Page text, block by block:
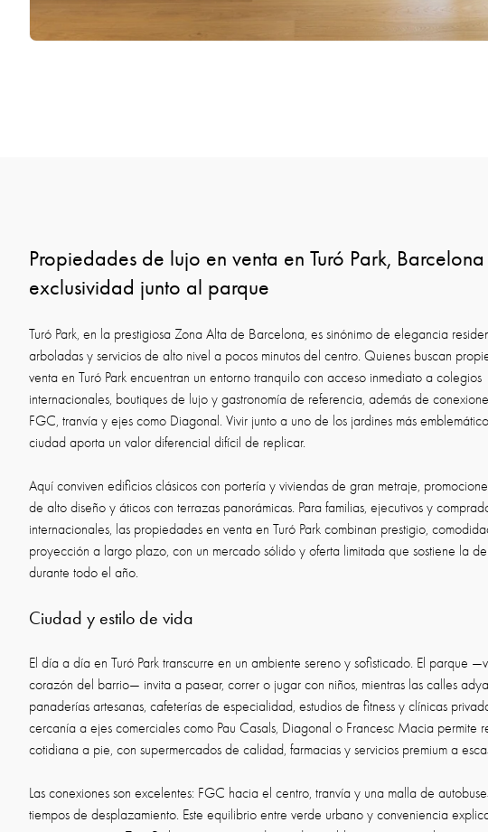
Propiedades de lujo en venta en Turó Park,
exclusividad junto al parque
Turó Park, en la prestigiosa Zona Alta de Barcelona, es sinónimo de elegancia
arboladas y servicios de alto nivel a pocos minutos del centro. Quienes buscan
venta en Turó Park encuentran un entorno tranquilo con acceso inmediato a colegios
internacionales, boutiques de lujo y gastronomía de referencia, además de
FGC, tranvía y ejes como Diagonal. Vivir junto a uno de los jardines más
ciudad aporta un valor diferencial difícil de replicar.
Aquí conviven edificios clásicos con portería y viviendas de gran metraje,
de alto diseño y áticos con terrazas panorámicas. Para familias, ejecutivos y
internacionales, las propiedades en venta en Turó Park combinan prestigio,
proyección a largo plazo, con un mercado sólido y oferta limitada que sostiene la
durante todo el año.
Ciudad y estilo de vida
El día a día en Turó Park transcurre en un ambiente sereno y sofisticado. El parque
corazón del barrio— invita a pasear, correr o jugar con niños, mientras las calles
panaderías artesanas, cafeterías de especialidad, estudios de fitness y clínicas
cercanía a ejes comerciales como Pau Casals, Diagonal o Francesc Macia permite
cotidiana a pie, con supermercados de calidad, farmacias y servicios premium a
Las conexiones son excelentes: FGC hacia el centro, tranvía y una malla de
tiempos de desplazamiento. Este equilibrio entre verde urbano y conveniencia